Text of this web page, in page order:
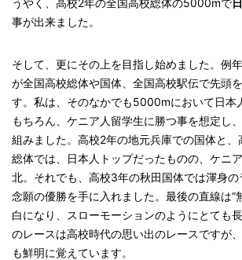
事が出来ました。
そして、更にその上を目指し始めました。例
が全国高校総体や国体、全国高校駅伝で先頭
す。私は、そのなかでも5000mにおいて日本
もちろん、ケニア人留学生に勝つ事を想定し
組みました。高校2年の地元兵庫での国体と
総体では、日本人トップだったものの、ケニ
北。それでも、高校3年の秋田国体では渾身の
念願の優勝を手に入れました。最後の直線は“
白になり、スローモーションのようにとても
のレースは高校時代の思い出のレースですが
も鮮明に覚えています。